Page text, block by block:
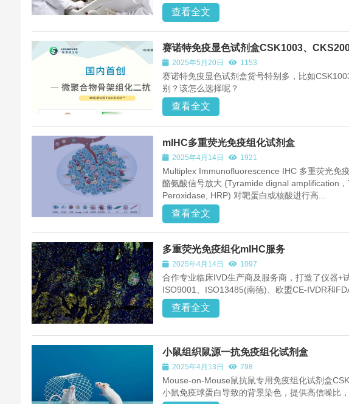
查看全文
赛诺特免疫显色试剂盒CSK1003、
2025年5月20日 1153
赛诺特免疫显色试剂盒货号特别多，比如
别？该怎么选择呢？
查看全文
mIHC多重荧光免疫组化试剂盒
2025年4月14日 1921
Multiplex Immunofluorescence IHC 多重荧光免
酪氨酸信号放大 (Tyramide dignal amplification
Peroxidase, HRP) 对靶蛋白或核酸进行高...
查看全文
多重荧光免疫组化mIHC服务
2025年4月14日 1097
合作专业临床IVD生产商及服务商，打造了仪器+
ISO9001、ISO13485(南德)、欧盟CE-IVDR和
查看全文
小鼠组织鼠源一抗免疫组化试剂盒
2025年4月13日 798
Mouse-on-Mouse鼠抗鼠专用免疫组化试剂盒
小鼠免疫球蛋白导致的背景染色，提供高信噪比